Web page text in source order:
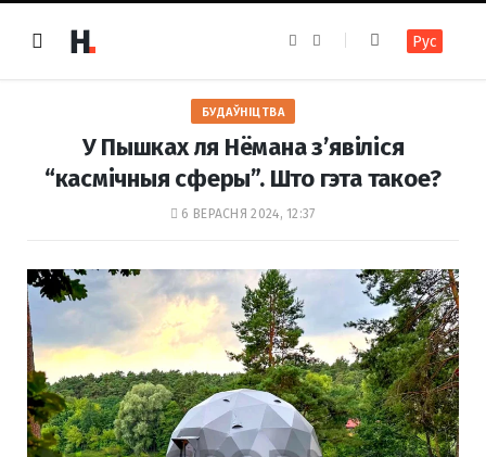
e
k
t
a
m
Рус
БУДАЎНІЦТВА
У Пышках ля Нёмана з’явіліся
“касмічныя сферы”. Што гэта такое?
6 ВЕРАСНЯ 2024, 12:37